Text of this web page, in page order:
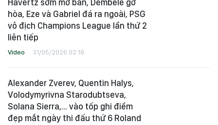
Havertz sớm mở bàn, Dembele gỡ
hòa, Eze và Gabriel đá ra ngoài, PSG
vô địch Champions League lần thứ 2
liên tiếp
Video 31/05/2026 02:18
Alexander Zverev, Quentin Halys,
Volodymyrivna Starodubtseva,
Solana Sierra,... vào tốp ghi điểm
đẹp mắt ngày thi đấu thứ 6 Roland